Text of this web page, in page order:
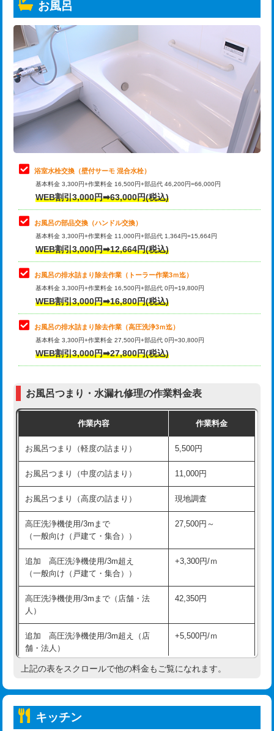
トーラー機使用/3mまで
追加トーラー機使用/3m超え
カメラ調査 33,000円
桝清掃 8,800円
止水・漏水調査・防水処理・清掃・修
理・調整・分解・加工など（軽作業）
止水・漏水調査・防水処理・清掃・修
理・調整・分解・加工など（中作業）
22,000円
止水・漏水調査・防水処理・清掃・修
理・調整・分解・加工など（重作業）
33,000円
トイレタンク脱着
トイレ便器脱着
タンクレストイレ脱着 33,000円
小便器トイレ脱着
その他部品の脱着 8,800円～
交換・取付（タンク）
交換・取付（普通便座） 11,000円+材料費
交換・取付（温水洗浄便座） 16,500円+材料費
交換・取付(単水栓（壁付・デッキ
式）)
13,200円+材料費
交換・取付(混合水栓（壁付・デッキ
式・ワンホール）)
16,500円+材料費
交換・取付(排水栓・排水トラップ
（P/S/ポップアップ））
22,000円+材料費
交換・取付（その他部品） 11,000円+材料費
持込商品取付（単水栓） 13,200円
持込商品取付（混合水栓）
持込商品取付（浄水器・分岐水栓） 16,500円
持込商品取付（温水洗浄便座） 22,000円
持込商品取付（普通便座⇔温水洗浄便
22,000円
給水管工事※（ホール加工)
お風呂
浴室水栓交換（壁付サーモ 混合水栓）
基本料金 3,300円+作業料金 16,500円+部品代 46,200円=66,000円
WEB割引3,000円➡63,000円(税込)
お風呂の部品交換（ハンドル交換）
基本料金 3,300円+作業料金 11,000円+部品代 1,364円=15,664円
WEB割引3,000円➡12,664円(税込)
お風呂の排水詰まり除去作業（トーラー作業3ｍ迄）
基本料金 3,300円+作業料金 16,500円+部品代 0円=19,800円
WEB割引3,000円➡16,800円(税込)
お風呂の排水詰まり除去作業（高圧洗浄3ｍ迄）
基本料金 3,300円+作業料金 27,500円+部品代 0円=30,800円
WEB割引3,000円➡27,800円(税込)
お風呂つまり・水漏れ修理の作業料金表
作業内容 作業料金
お風呂つまり（軽度の詰まり） 5,500円
お風呂つまり（中度の詰まり） 11,000円
お風呂つまり（高度の詰まり） 現地調査
高圧洗浄機使用/3mまで
（一般向け（戸建て・集合））
27,500円～
追加 高圧洗浄機使用/3m超え
（一般向け（戸建て・集合））
+3,300円/ｍ
高圧洗浄機使用/3mまで（店舗・法
人）
42,350円
追加 高圧洗浄機使用/3m超え（店
舗・法人）
+5,500円/ｍ
高度高圧洗浄換 現地調査
トーラー機使用/3mまで
上記の表をスクロールで他の料金もご覧になれます。
キッチン